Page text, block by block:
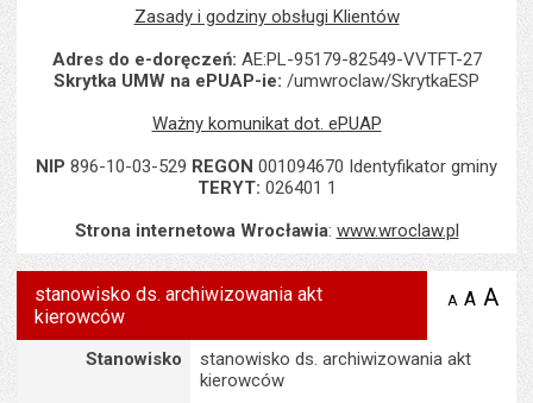
Zasady i godziny obsługi Klientów
Adres do e-doręczeń: AE:PL-95179-82549-VVTFT-27
Skrytka UMW na ePUAP-ie: /umwroclaw/SkrytkaESP
Ważny komunikat dot. ePUAP
NIP 896-10-03-529 REGON 001094670 Identyfikator gminy
TERYT: 026401 1
Strona internetowa Wrocławia: www.wroclaw.pl
stanowisko ds. archiwizowania akt
kierowców
A zmniejsz
A A
SzczegółyStanowisko
stanowisko ds. archiwizowania akt
kierowców